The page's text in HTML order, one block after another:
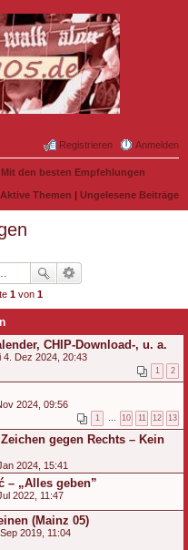
Anmelden
Registrieren
Mit den besten Empfehlungen
Aktive Themen | Ungelesene Beiträge
1 von 1
CHIP-Download-, u. a.
4. Dez 2024, 20:43
1 2
2024, 09:56
1 10 11 12 13
gegen Rechts – Kein
2024, 15:41
– „Alles geben”
2022, 11:47
(Mainz 05)
2019, 11:04